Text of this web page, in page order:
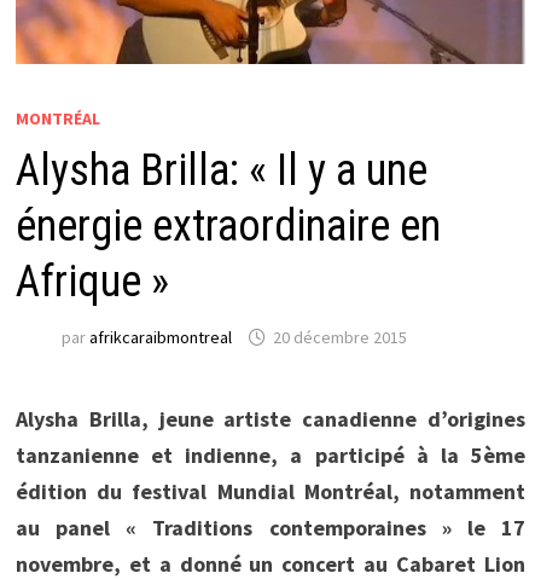
MONTRÉAL
Alysha Brilla: « Il y a une
énergie extraordinaire en
Afrique »
parafrikcaraibmontreal 20 décembre 2015
Alysha Brilla, jeune artiste canadienne d’origines
tanzanienne et indienne, a participé à la 5ème
édition du festival Mundial Montréal, notamment
au panel « Traditions contemporaines » le 17
novembre, et a donné un concert au Cabaret Lion